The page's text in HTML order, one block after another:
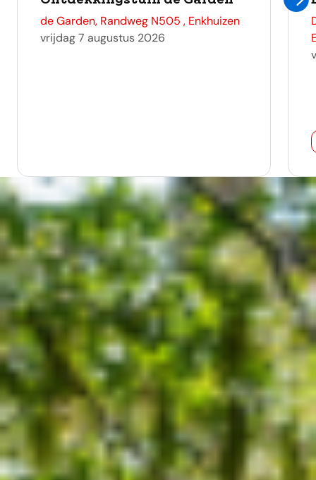
adres
de Garden, Randweg N505 , Enkhuizen
vrijdag 7 augustus 2026